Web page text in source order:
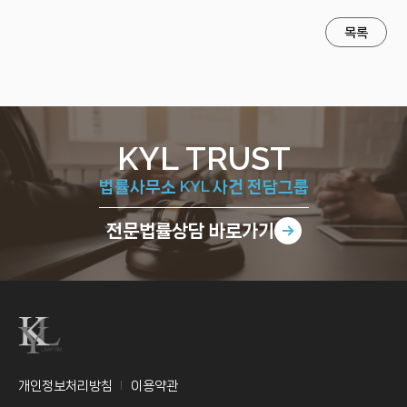
목록
KYL TRUST
법률사무소 KYL 사건 전담그룹
전문법률상담 바로가기
개인정보처리방침 이용약관